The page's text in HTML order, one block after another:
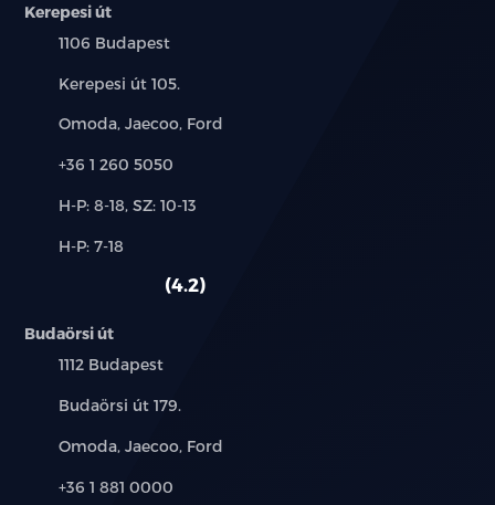
Kerepesi út
Település:
1106 Budapest
Cím:
Kerepesi út 105.
Márkák:
Omoda, Jaecoo, Ford
Telefon:
+36 1 260 5050
Új-
használt
H-P: 8-18, SZ: 10-13
Alkatrész,
H-P: 7-18
4.2
Budaörsi út
Település:
1112 Budapest
Cím:
Budaörsi út 179.
Márkák:
Omoda, Jaecoo, Ford
Telefon:
+36 1 881 0000